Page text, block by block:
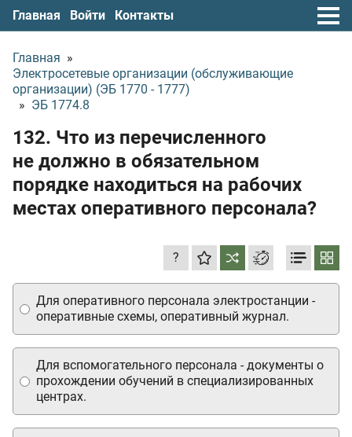
Главная Войти Контакты
Главная »
Электросетевые организации (обслуживающие
организации) (ЭБ 1770 - 1777)
» ЭБ 1774.8
132. Что из перечисленного
не должно в обязательном
порядке находиться на рабочих
местах оперативного персонала?
?
Для оперативного персонала электростанции -
оперативные схемы, оперативный журнал.
Для вспомогательного персонала - документы о
прохождении обучений в специализированных
центрах.